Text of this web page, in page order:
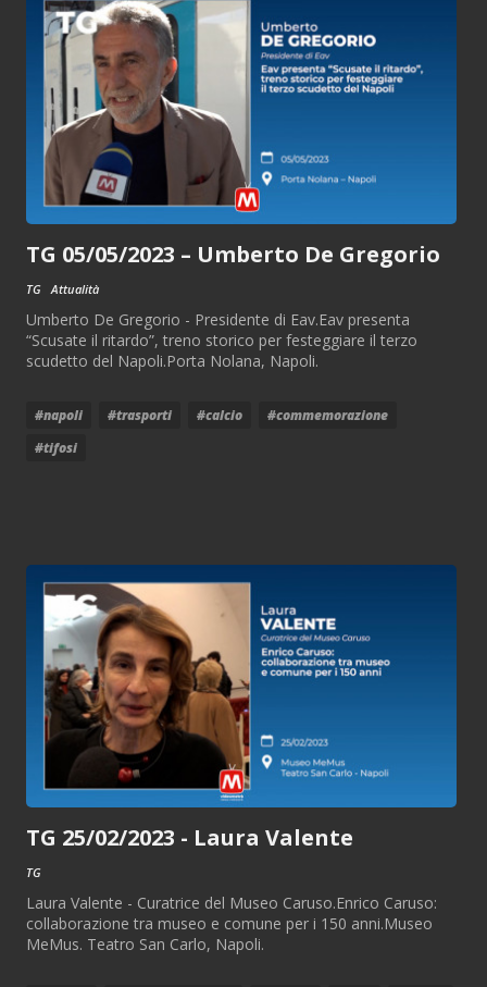
TG 05/05/2023 – Umberto De Gregorio
TG Attualità
Umberto De Gregorio - Presidente di Eav.Eav presenta
“Scusate il ritardo”, treno storico per festeggiare il terzo
scudetto del Napoli.Porta Nolana, Napoli.
#napoli #trasporti #calcio
#commemorazione
#tifosi
TG 25/02/2023 - Laura Valente
TG
Laura Valente - Curatrice del Museo Caruso.Enrico Caruso:
collaborazione tra museo e comune per i 150 anni.Museo
MeMus. Teatro San Carlo, Napoli.